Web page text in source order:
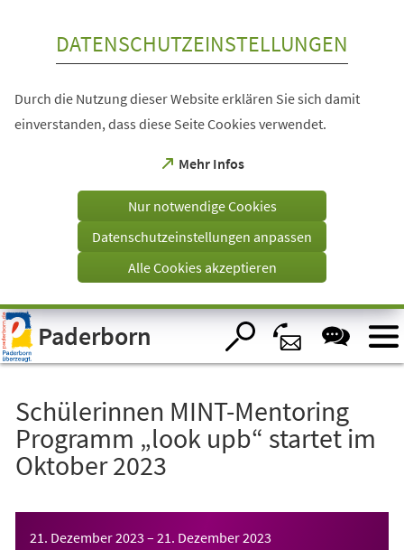
Visuelle
Assistenzsoftware
öffnen.
DATENSCHUTZEINSTELLUNGEN
Durch die Nutzung dieser Website erklären Sie sich damit
einverstanden, dass diese Seite Cookies verwendet.
Mehr Infos
(Öffnet
einem
Tab)
Nur notwendige Cookies
Datenschutzeinstellungen anpassen
Alle Cookies akzeptieren
Paderborn
Schülerinnen MINT-Mentoring
Programm „look upb“ startet im
Oktober 2023
21. Dezember 2023 – 21. Dezember 2023